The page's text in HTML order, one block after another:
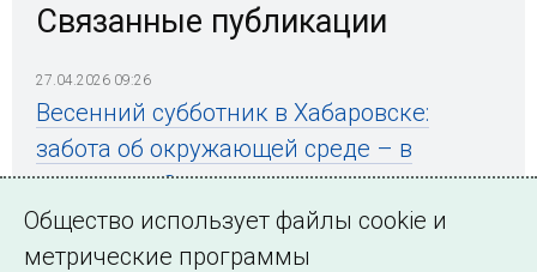
Связанные публикации
27.04.2026 09:26
Весенний субботник в Хабаровске:
забота об окружающей среде – в
традициях Системного оператора
Общество использует файлы cookie и
метрические программы